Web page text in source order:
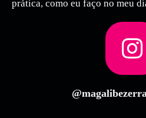
prática, como eu faço no meu